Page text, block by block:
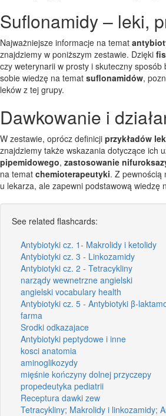
Suflonamidy – leki,
Najważniejsze informacje na temat
znajdziemy w poniższym zestawie. Dzięki
czy weterynarii w prosty i skuteczny sposób
sobie wiedzę na temat suflonamidów,
leków z tej grupy.
Dawkowanie i
W zestawie, oprócz definicji przykładów
znajdziemy także wskazania dotyczące ich
pipemidowego, zastosowanie
na temat chemioterapeutyki. Z pewnością
u lekarza, ale zapewni podstawową wiedzę
See related flashcards:
Antybiotyki cz. 1- Makrolidy i ketolidy
Antybiotyki cz. 3 - Linkozamidy
Antybiotyki cz. 2 - Tetracykliny
narządy wewnetrzne angielski
angielski vocabulary health
Antybiotyki cz. 5 - Antybiotyki β-
farma
Srodki odkazajace
Antybiotyki peptydowe i inne
kosci anatomia
aminoglikozydy
mięśnie kończyny dolnej przyczepy
propedeutyka pediatrii
Receptura dawki zew
Tetracykliny; Makrolidy i linkozamidy;